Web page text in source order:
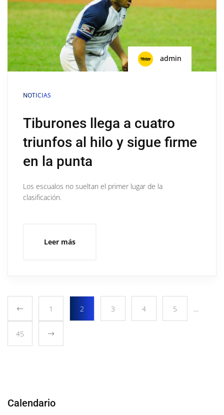
admin
NOTICIAS
Tiburones llega a cuatro
triunfos al hilo y sigue firme
en la punta
Los escualos no sueltan el primer lugar de la
clasificación.
Leer más
1 2 3 4 5 …
45
Calendario